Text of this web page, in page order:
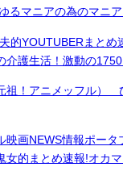
るマニアの為のマニ
的YOUTUBERまとめ
介護生活！激動の1750
祖！アニメッフル）
映画NEWS情報ポータ
女的まとめ速報!オカ